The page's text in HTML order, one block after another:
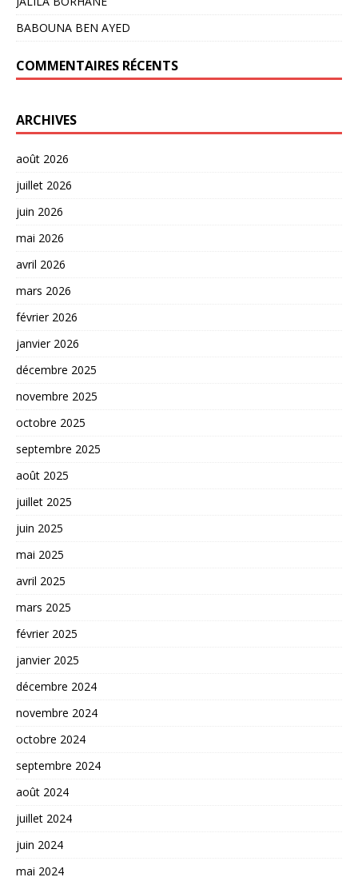
BABOUNA BEN AYED
COMMENTAIRES RÉCENTS
ARCHIVES
août 2026
juillet 2026
juin 2026
mai 2026
avril 2026
mars 2026
février 2026
janvier 2026
décembre 2025
novembre 2025
octobre 2025
septembre 2025
août 2025
juillet 2025
juin 2025
mai 2025
avril 2025
mars 2025
février 2025
janvier 2025
décembre 2024
novembre 2024
octobre 2024
septembre 2024
août 2024
juillet 2024
juin 2024
mai 2024